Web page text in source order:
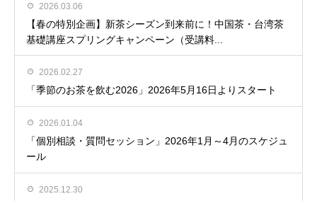
2026.03.06
【春の特別企画】新茶シーズン到来前に！中国茶・台湾茶
基礎講座スプリングキャンペーン（受講料...
2026.02.27
「季節のお茶を飲む2026」2026年5月16日よりスタート
2026.01.04
「個別相談・質問セッション」2026年1月～4月のスケジュ
ール
2025.12.30